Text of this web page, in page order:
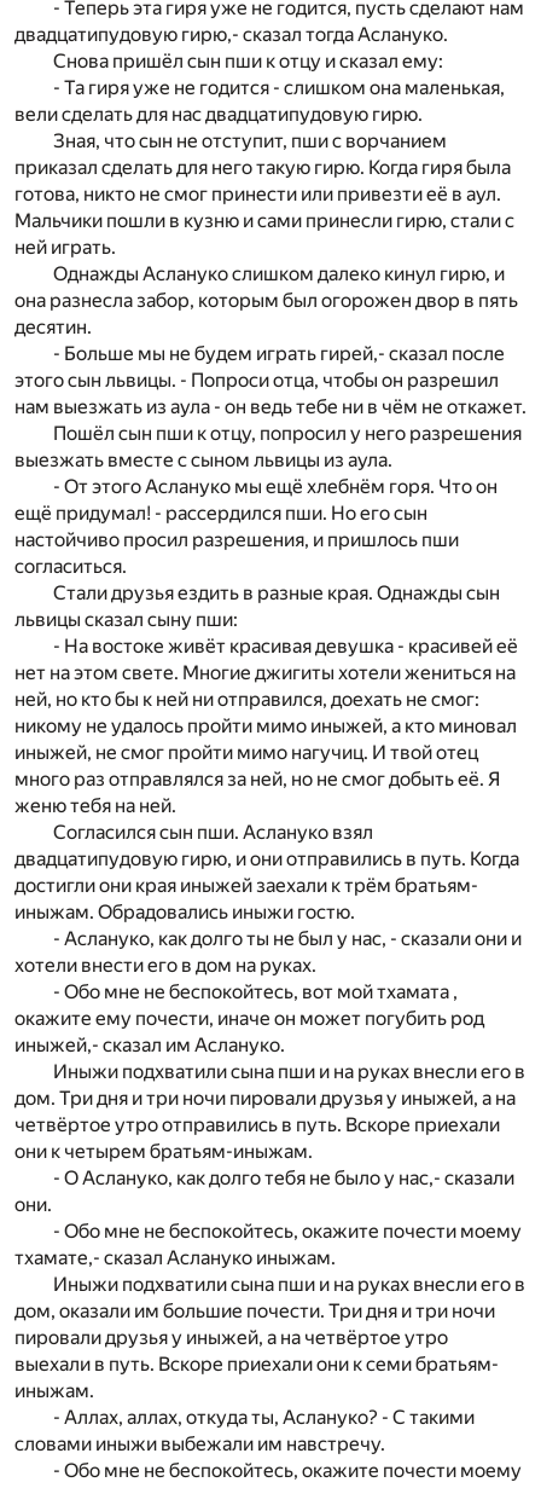
- Теперь эта гиря уже не годится, пусть сделают нам
двадцатипудовую гирю,- сказал тогда Аслануко.
Снова пришёл сын пши к отцу и сказал ему:
- Та гиря уже не годится - слишком она маленькая,
вели сделать для нас двадцатипудовую гирю.
Зная, что сын не отступит, пши с ворчанием
приказал сделать для него такую гирю. Когда гиря была
готова, никто не смог принести или привезти её в аул.
Мальчики пошли в кузню и сами принесли гирю, стали с
ней играть.
Однажды Аслануко слишком далеко кинул гирю, и
она разнесла забор, которым был огорожен двор в пять
десятин.
- Больше мы не будем играть гирей,- сказал после
этого сын львицы. - Попроси отца, чтобы он разрешил
нам выезжать из аула - он ведь тебе ни в чём не откажет.
Пошёл сын пши к отцу, попросил у него разрешения
выезжать вместе с сыном львицы из аула.
- От этого Аслануко мы ещё хлебнём горя. Что он
ещё придумал! - рассердился пши. Но его сын
настойчиво просил разрешения, и пришлось пши
согласиться.
Стали друзья ездить в разные края. Однажды сын
львицы сказал сыну пши:
- На востоке живёт красивая девушка - красивей её
нет на этом свете. Многие джигиты хотели жениться на
ней, но кто бы к ней ни отправился, доехать не смог:
никому не удалось пройти мимо иныжей, а кто миновал
иныжей, не смог пройти мимо нагучиц. И твой отец
много раз отправлялся за ней, но не смог добыть её. Я
женю тебя на ней.
Согласился сын пши. Аслануко взял
двадцатипудовую гирю, и они отправились в путь. Когда
достигли они края иныжей заехали к трём братьям-
иныжам. Обрадовались иныжи гостю.
- Аслануко, как долго ты не был у нас, - сказали они и
хотели внести его в дом на руках.
- Обо мне не беспокойтесь, вот мой тхамата ,
окажите ему почести, иначе он может погубить род
иныжей,- сказал им Аслануко.
Иныжи подхватили сына пши и на руках внесли его в
дом. Три дня и три ночи пировали друзья у иныжей, а на
четвёртое утро отправились в путь. Вскоре приехали
они к четырем братьям-иныжам.
- О Аслануко, как долго тебя не было у нас,- сказали
они.
- Обо мне не беспокойтесь, окажите почести моему
тхамате,- сказал Аслануко иныжам.
Иныжи подхватили сына пши и на руках внесли его в
дом, оказали им большие почести. Три дня и три ночи
пировали друзья у иныжей, а на четвёртое утро
выехали в путь. Вскоре приехали они к семи братьям-
иныжам.
- Аллах, аллах, откуда ты, Аслануко? - С такими
словами иныжи выбежали им навстречу.
- Обо мне не беспокойтесь, окажите почести моему